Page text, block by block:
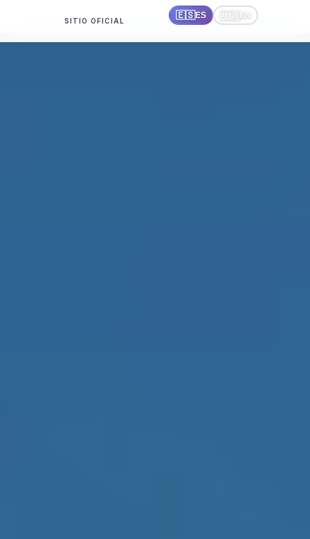
SITIO OFICIAL 🇪🇸ES 🇺🇸 EN